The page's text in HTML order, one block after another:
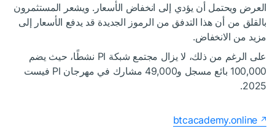
العرض ويحتمل أن يؤدي إلى انخفاض الأسعار. ويشعر المستثمرون
بالقلق من أن هذا التدفق من الرموز الجديدة قد يدفع الأسعار إلى
مزيد من الانخفاض.
على الرغم من ذلك، لا يزال مجتمع شبكة PI نشطًا، حيث يضم
100,000 بائع مسجل و49,000 مشارك في مهرجان PI فيست
2025.
btcacademy.online